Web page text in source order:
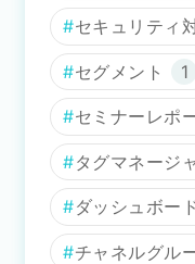
セキュリティ
セグメント 1
セミナーレポ
タグマネージ
ダッシュボー
チャネルグル